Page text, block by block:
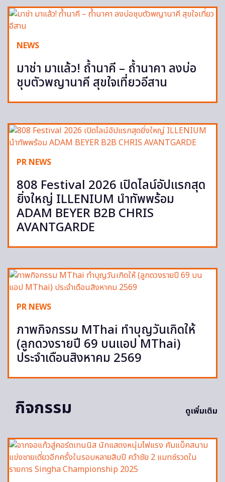
NEWS
มาช่า มาแล้ว! ถ้ำนาคี – ถ้ำนาคา ลงบ่อ
ชุบตัวพญานาคี สุขใจเที่ยวอีสาน
PR NEWS
808 Festival 2026 เปิดไลน์อัปแรกสุด
ยิ่งใหญ่ ILLENIUM นำทัพพร้อม
ADAM BEYER B2B CHRIS
AVANTGARDE
PR NEWS
ภาพกิจกรรม MThai ทำบุญวันเกิดให้
(ลูกดวงรายปี 69 บนแอป MThai)
ประจำเดือนสิงหาคม 2569
กิจกรรม ดูเพิ่มเติม